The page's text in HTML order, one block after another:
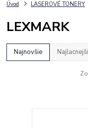
Úvod LASEROVÉ TONERY
LEXMARK
Najnovšie